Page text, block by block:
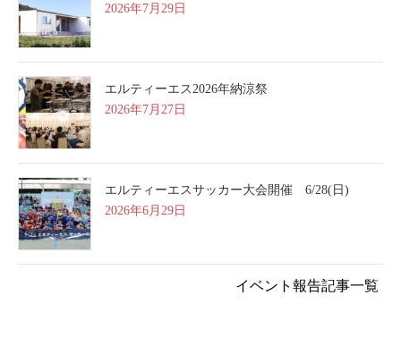
2026年7月29日
エルティーエス2026年納涼祭
2026年7月27日
エルティーエスサッカー大会開催 6/28(日)
2026年6月29日
イベント報告記事一覧